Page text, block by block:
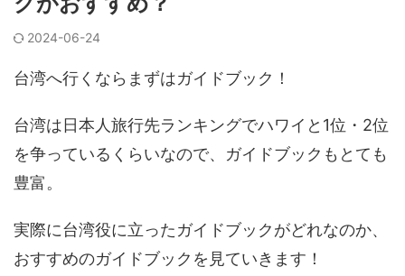
2024-06-24
台湾へ行くならまずはガイドブック！
台湾は日本人旅行先ランキングでハワイと1位・2位
を争っているくらいなので、ガイドブックもとても
豊富。
実際に台湾役に立ったガイドブックがどれなのか、
おすすめのガイドブックを見ていきます！